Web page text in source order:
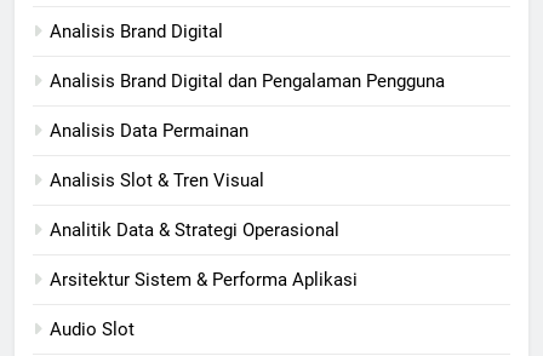
Analisis Brand Digital
Analisis Brand Digital dan Pengalaman Pengguna
Analisis Data Permainan
Analisis Slot & Tren Visual
Analitik Data & Strategi Operasional
Arsitektur Sistem & Performa Aplikasi
Audio Slot